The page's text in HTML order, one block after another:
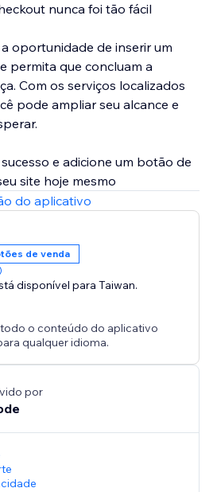
nunca foi tão fácil
oportunidade de inserir um
permita que concluam a
Com os serviços localizados
pode ampliar seu alcance e
e adicione um botão de
site hoje mesmo
do aplicativo
de venda
disponível para Taiwan.
o conteúdo do aplicativo
qualquer idioma.
por